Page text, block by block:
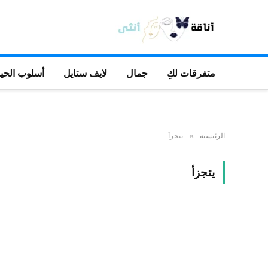
متفرقات لكِ جمال لايف ستايل أسلوب
الرئيسية » يتجزأ
يتجزأ